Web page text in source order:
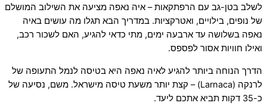
לשלב בטן-גב עם הרפתקאות – איה נאפה מציעה את השילוב המושלם
של נופים, בילויים, ואטרקציות. במדריך הבא תגלו מה עושים באיה
נאפה בשלושה עד ארבעה ימים, מתי כדאי להגיע, האם לשכור רכב,
ואילו חוויות אסור לפספס.
הדרך הנוחה ביותר להגיע לאיה נאפה היא בטיסה לנמל התעופה של
לרנקה (Larnaca) – קצת יותר משעת טיסה מישראל. משם, נסיעה של
כ-35 דקות תביא אתכם ליעד.